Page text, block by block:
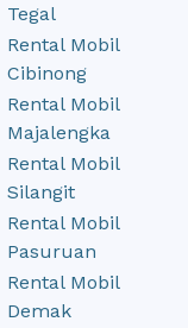
Tegal
Rental Mobil
Cibinong
Rental Mobil
Majalengka
Rental Mobil
Silangit
Rental Mobil
Pasuruan
Rental Mobil
Demak